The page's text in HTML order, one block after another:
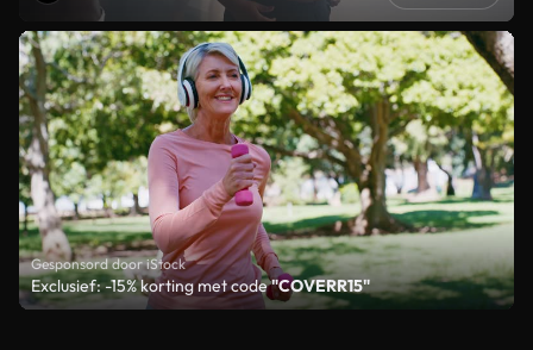
Gesponsord door iStock
Exclusief: -15% korting met code"COVERR15"